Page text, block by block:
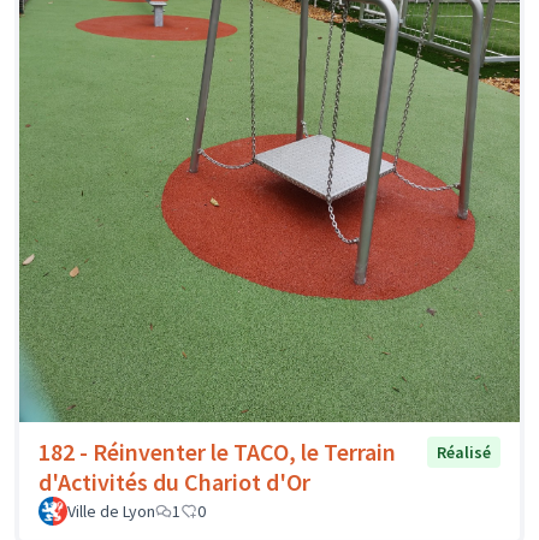
182 - Réinventer le TACO, le Terrain
d'Activités du Chariot d'Or
Réalisé
Ville de Lyon 1 0